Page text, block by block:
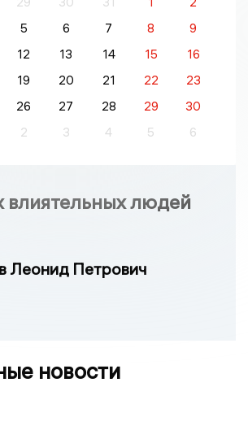
5 6 7 8
9
12 13 14 15
16
19 20 21 22
23
26 27 28 29
30
2 3 4 5 6
влиятельных людей
Леонид Петрович
новости